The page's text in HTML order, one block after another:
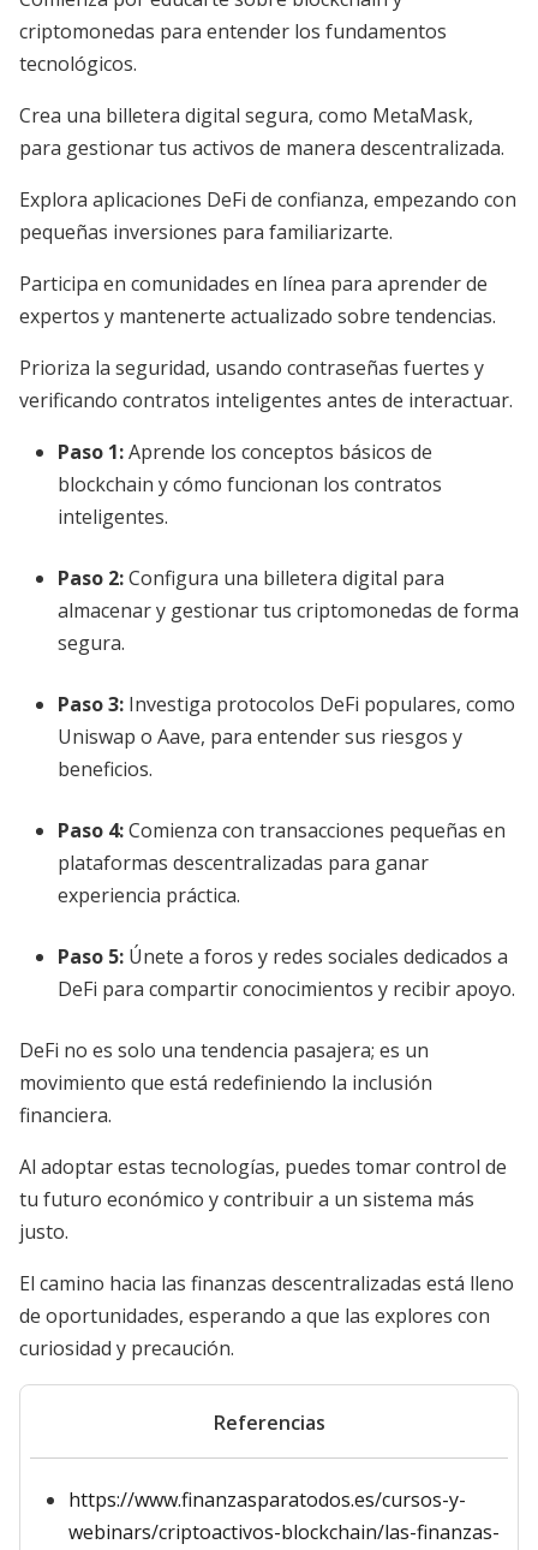
criptomonedas para entender los fundamentos
tecnológicos.
Crea una billetera digital segura, como MetaMask,
para gestionar tus activos de manera descentralizada.
Explora aplicaciones DeFi de confianza, empezando con
pequeñas inversiones para familiarizarte.
Participa en comunidades en línea para aprender de
expertos y mantenerte actualizado sobre tendencias.
Prioriza la seguridad, usando contraseñas fuertes y
verificando contratos inteligentes antes de interactuar.
Paso 1:Aprende los conceptos básicos de
blockchain y cómo funcionan los contratos
inteligentes.
Paso 2:Configura una billetera digital para
almacenar y gestionar tus criptomonedas de forma
segura.
Paso 3: Investiga protocolos DeFi populares, como
Uniswap o Aave, para entender sus riesgos y
beneficios.
Paso 4:Comienza con transacciones pequeñas en
plataformas descentralizadas para ganar
experiencia práctica.
Paso 5: Únete a foros y redes sociales dedicados a
DeFi para compartir conocimientos y recibir apoyo.
DeFi no es solo una tendencia pasajera; es un
movimiento que está redefiniendo la inclusión
financiera.
Al adoptar estas tecnologías, puedes tomar control de
tu futuro económico y contribuir a un sistema más
justo.
El camino hacia las finanzas descentralizadas está lleno
de oportunidades, esperando a que las explores con
curiosidad y precaución.
Referencias
https://www.finanzasparatodos.es/cursos-y-
webinars/criptoactivos-blockchain/las-finanzas-